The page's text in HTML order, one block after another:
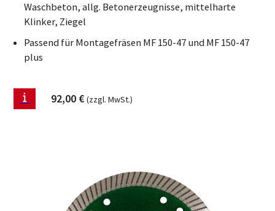
Waschbeton, allg. Betonerzeugnisse, mittelharte
Klinker, Ziegel
Passend für Montagefräsen MF 150-47 und MF 150-47
plus
92,00 € (zzgl. MwSt.)